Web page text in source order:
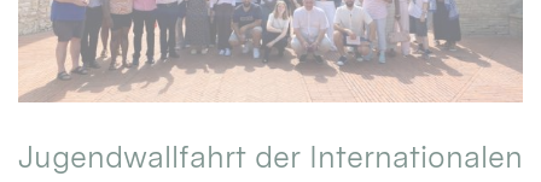
Jugendwallfahrt der Internationalen